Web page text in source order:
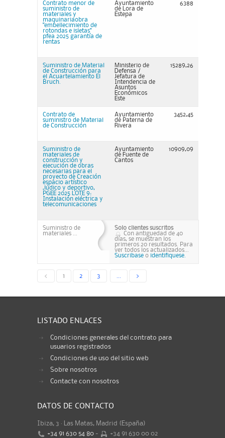
Contrato menor de
suministro de
materiales y
maquinariaobra
"embellecimiento de
rotondas e isletas"
pfea 2025 garantía de
rentas
Ayuntamiento
de Lora de
Estepa
6388
Suministro de Material
de Construcción para
el Acuartelamiento El
Bruch.
Ministerio de
Defensa /
Jefatura de
Intendencia de
Asuntos
Económicos
Este
15289,26
Contrato de
suministro de Material
de Construcción
Ayuntamiento
de Paterna de
Rivera
3452,45
Suministro de
materiales de
construcción y
ejecución de obras
necesarias para el
proyecto de Creación
espacio artístico
,lúdico y deportivo,
PGEE 2025 LOTE 9:
Instalación eléctrica y
telecomunicaciones
Ayuntamiento
de Fuente de
Cantos
10909,09
Suministro de
materiales ...
Solo clientes suscritos
Con antiguedad de 40
días, se muestran los
primeros 20 resultados. Para
ver todos los actualizados...
Suscribase o identifiquese.
< 1 2 3 >
LISTADO ENLACES
Condiciones generales del contrato para
usuarios registrados
Condiciones de uso del sitio web
Sobre nosotros
Contacte con nosotros
DATOS DE CONTACTO
Ibiza, 3 · Las Matas, Madrid (España)
+34 91 630 54 80 - +34 91 630 00 02